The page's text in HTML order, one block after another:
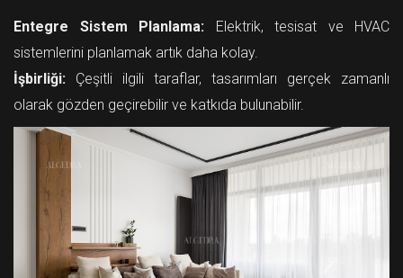
Entegre Sistem Planlama: Elektrik, tesisat ve HVAC
sistemlerini planlamak artık daha kolay.
İşbirliği: Çeşitli ilgili taraflar, tasarımları gerçek zamanlı
olarak gözden geçirebilir ve katkıda bulunabilir.